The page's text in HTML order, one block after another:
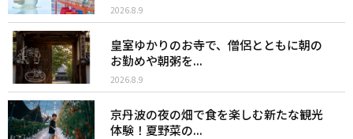
2026.8.9
皇室ゆかりのお寺で、僧侶とともに朝の
お勤めや朝粥を...
2026.8.9
京丹波の夜の畑で食を楽しむ新たな観光
体験！夏野菜の...